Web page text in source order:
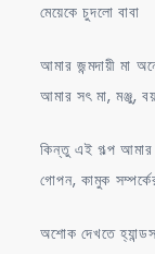
মেয়েকে চুদলো বাবা
আমার জন্মদায়ী মা
আমার সৎ মা, মঞ্জু,
কিন্তু এই গল্প আমার
গোপন, কামুক
অশোক দেখতে